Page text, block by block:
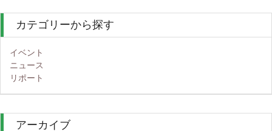
カテゴリーから探す
イベント
ニュース
リポート
アーカイブ